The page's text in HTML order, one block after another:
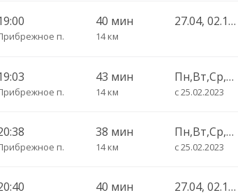
п.
40 мин
14 км
27.04, 02.11, 28.12, 01.11
п.
43 мин
14 км
Пн,Вт,Ср,Чт,Пт
с 25.02.2023
п.
38 мин
14 км
Пн,Вт,Ср,Чт,Пт
с 25.02.2023
40 мин 27.04, 02.11, 28.12, 01.11